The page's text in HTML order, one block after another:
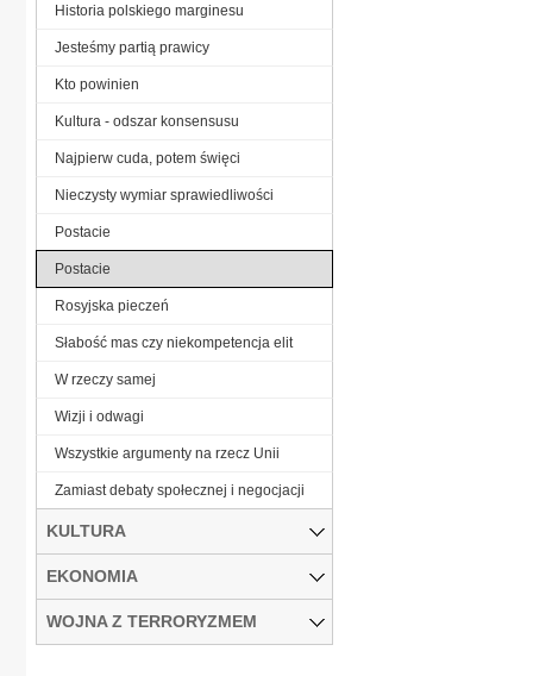
Historia polskiego marginesu
Jesteśmy partią prawicy
Kto powinien
Kultura - odszar konsensusu
Najpierw cuda, potem święci
Nieczysty wymiar sprawiedliwości
Postacie
Postacie
Rosyjska pieczeń
Słabość mas czy niekompetencja elit
W rzeczy samej
Wizji i odwagi
Wszystkie argumenty na rzecz Unii
Zamiast debaty społecznej i negocjacji
KULTURA
EKONOMIA
WOJNA Z TERRORYZMEM